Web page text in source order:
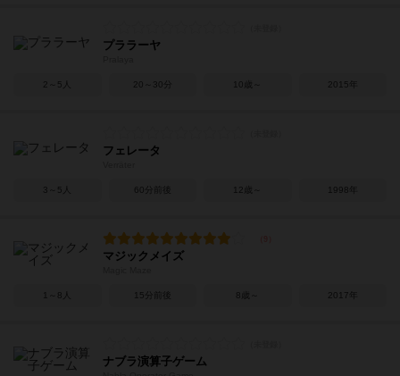
プララーヤ
2～5人 20～30分 10歳～ 2015年
フェレータ
3～5人 60分前後 12歳～ 1998年
マジックメイズ
1～8人 15分前後 8歳～ 2017年
ナブラ演算子ゲーム